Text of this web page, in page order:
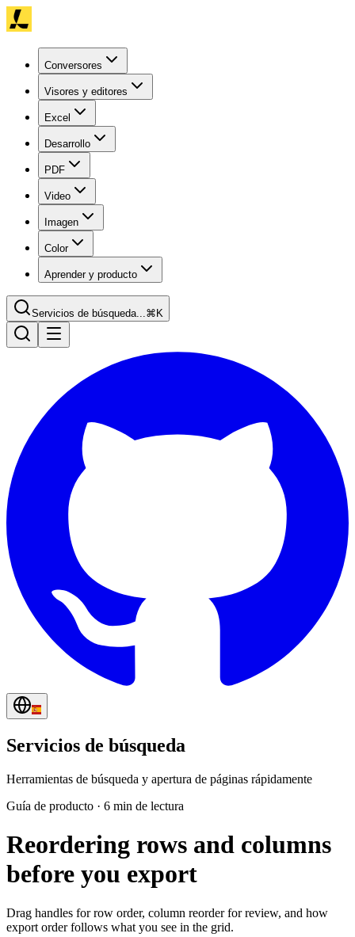
Conversores
Visores y editores
Excel
Desarrollo
PDF
Video
Imagen
Color
Aprender y producto
Servicios de búsqueda...⌘K
Servicios de búsqueda
Herramientas de búsqueda y apertura de páginas rápidamente
Guía de producto · 6 min de lectura
Reordering rows and columns
before you export
Drag handles for row order, column reorder for review, and how
export order follows what you see in the grid.